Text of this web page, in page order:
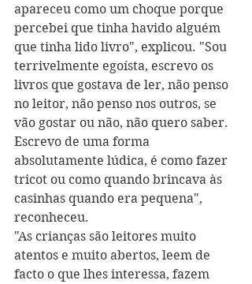
apareceu como um choque porque
percebei que tinha havido alguém
que tinha lido livro", explicou. "Sou
terrivelmente egoísta, escrevo os
livros que gostava de ler, não penso
no leitor, não penso nos outros, se
vão gostar ou não, não quero saber.
Escrevo de uma forma
absolutamente lúdica, é como fazer
tricot ou como quando brincava às
casinhas quando era pequena",
reconheceu.
"As crianças são leitores muito
atentos e muito abertos, leem de
facto o que lhes interessa, fazem